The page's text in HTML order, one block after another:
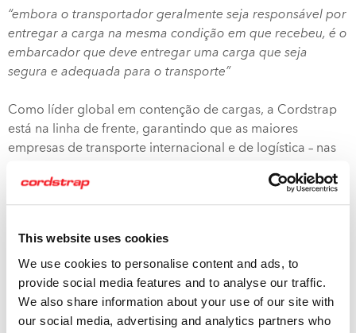
This website uses cookies
We use cookies to personalise content and ads, to
provide social media features and to analyse our traffic.
We also share information about your use of our site with
our social media, advertising and analytics partners who
“embora o transportador geralmente seja responsável por
entregar a carga na mesma condição em que recebeu, é o
embarcador que deve entregar uma carga que seja
segura e adequada para o transporte”
Como líder global em contenção de cargas, a Cordstrap
está na linha de frente, garantindo que as maiores
empresas de transporte internacional e de logística – nas
responsabilidades segundo o Código e em conformidade
com ele.
A linha de produtos e soluções líder de mercado da
Cordstrap está em conformidade com o CTU e é feita sob
medida para o uso específico dos clientes por uma equipe
mundial de especialistas em contenção de cargas. Além
disso, a Cordstrap é capaz de oferecer os recursos